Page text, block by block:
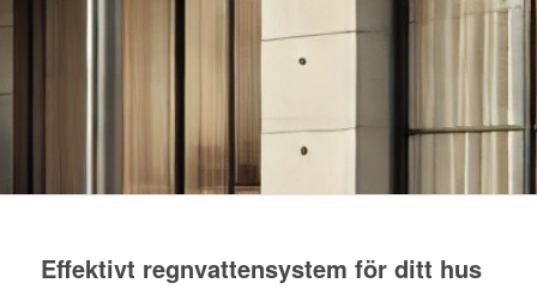
Effektivt regnvattensystem för ditt hus